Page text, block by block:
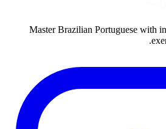
Master Brazilian Portuguese with